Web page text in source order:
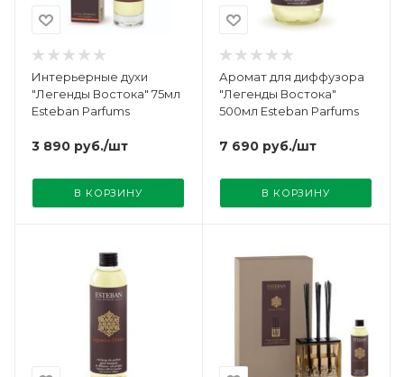
Интерьерные духи
"Легенды Востока" 75мл
Esteban Parfums
3 890 руб./шт
В КОРЗИНУ
Аромат для диффузора
"Легенды Востока"
500мл Esteban Parfums
7 690 руб./шт
В КОРЗИНУ